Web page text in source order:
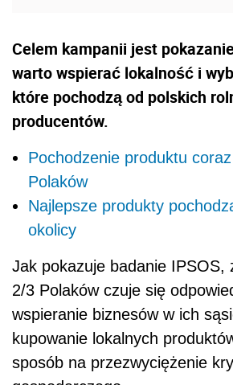
Celem kampanii jest
warto wspierać lokalność i
które pochodzą od polskich
producentów.
Pochodzenie produktu
Polaków
Najlepsze produkty
okolicy
Jak pokazuje badanie IPSOS,
2/3 Polaków czuje się
wspieranie biznesów w ich
kupowanie lokalnych
sposób na przezwyciężenie